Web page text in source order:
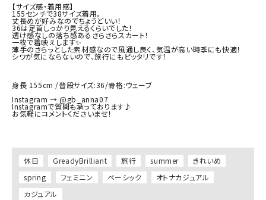
【サイズ感・着用感】
155センチで38サイズ着用。
丈長めが好みなのでちょうどいい！
36は足首しっかり見えるくらいでした！
透け感なしの落ち感あるさらさらスカート！
一枚で着映えします✨
薄手のさらっとした素材感なので風通し良く、気温が高い時季にも快適！
シワが気にならないので、旅行にもピッタリです！
身長 155cm /普段サイズ:36/骨格:ウェーブ
Instagram → @gb_anna07
Instagramで質問も承っております♪
お気軽にコメントくださいませ！
休日 GreadyBrilliant 旅行 summer
きれいめ
spring
フェミニン ベーシック
オトナカジュアル
カジュアル